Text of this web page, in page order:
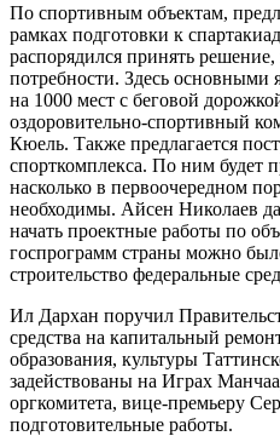
По спортивным объектам,
рамках подготовки к
распорядился принять
потребности. Здесь основными
на 1000 мест с беговой
оздоровительно-спортивный
Кюель. Также предлагается
спорткомплекса. По ним будет
насколько в первоочередном
необходимы. Айсен Николаев
начать проектные работы по
госпрограмм страны можно
строительство федеральные
Ил Дархан поручил
средства на капитальный
образования, культуры
задействованы на Играх
оргкомитета, вице-премьеру
подготовительные работы.